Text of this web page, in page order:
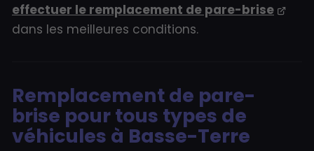
effectuer le remplacement de pare-brise
dans les meilleures conditions.
Remplacement de pare-
brise pour tous types de
véhicules à Basse-Terre